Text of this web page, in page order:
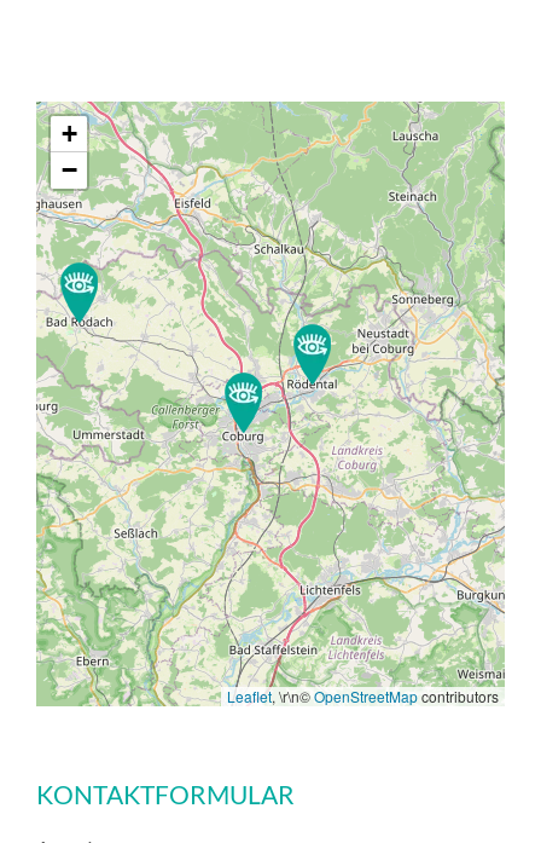
+
−
Leaflet, \r\n©OpenStreetMapcontributors
KONTAKTFORMULAR